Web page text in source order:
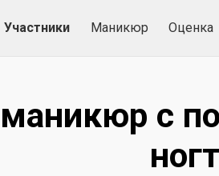
Участники Маникюр Оценка
с